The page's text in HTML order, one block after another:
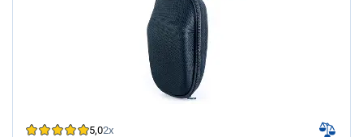
5,02x